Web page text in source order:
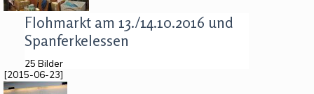
Flohmarkt am 13./14.10.2016 und
Spanferkelessen
25 Bilder
[2015-06-23]